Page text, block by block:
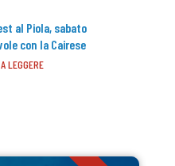
al Piola, sabato
con la Cairese
LEGGERE